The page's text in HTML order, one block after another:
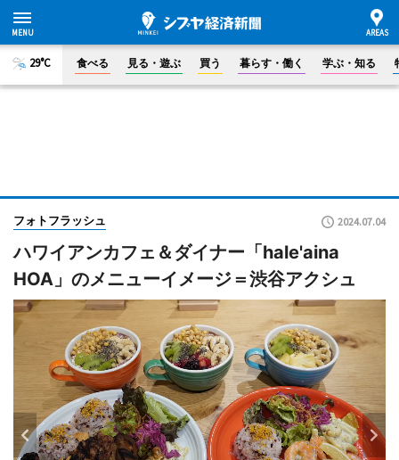
29°C 食べる 見る・遊ぶ 買う 暮らす・働く 学ぶ・知る
フォトフラッシュ 2024.07.04
ハワイアンカフェ＆ダイナー「hale'aina
HOA」のメニューイメージ＝渋谷アクシュ